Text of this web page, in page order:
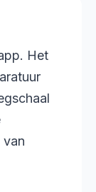
Het
van